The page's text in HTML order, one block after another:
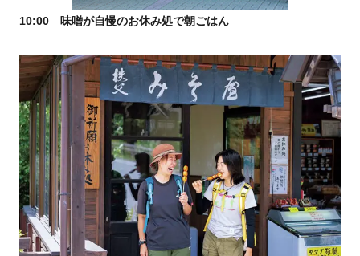
10:00 味噌が自慢のお休み処で朝ごはん